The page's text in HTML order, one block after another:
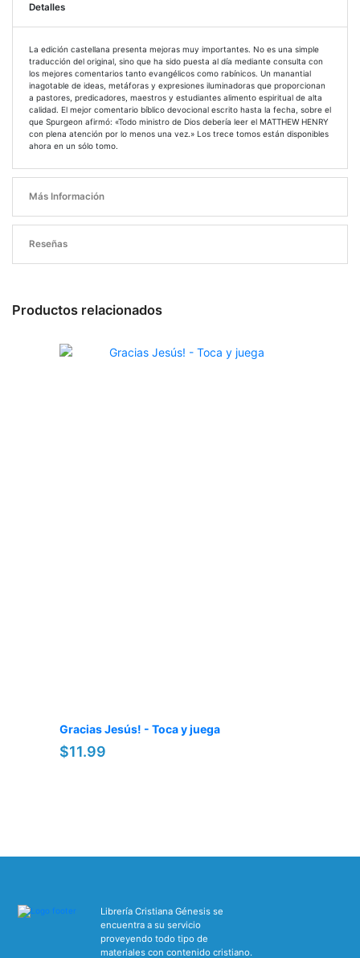
Detalles
La edición castellana presenta mejoras muy importantes. No es una simple
traducción del original, sino que ha sido puesta al día mediante consulta con
los mejores comentarios tanto evangélicos como rabínicos. Un manantial
inagotable de ideas, metáforas y expresiones iluminadoras que proporcionan
a pastores, predicadores, maestros y estudiantes alimento espiritual de alta
calidad. El mejor comentario bíblico devocional escrito hasta la fecha, sobre el
que Spurgeon afirmó: «Todo ministro de Dios debería leer el MATTHEW HENRY
con plena atención por lo menos una vez.» Los trece tomos están disponibles
ahora en un sólo tomo.
Más Información
Reseñas
Productos relacionados
Gracias Jesús! - Toca y juega
$11.99
Librería Cristiana Génesis se
encuentra a su servicio
proveyendo todo tipo de
materiales con contenido cristiano.